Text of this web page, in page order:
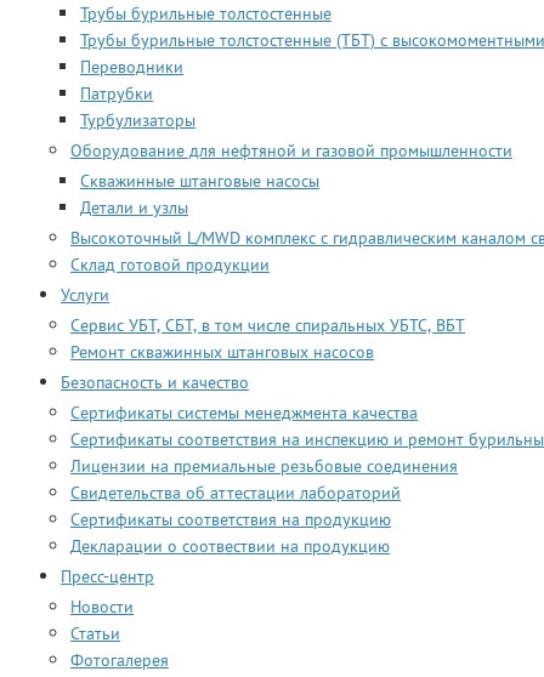
Трубы бурильные толстостенные
Трубы бурильные толстостенные (ТБТ) с
Переводники
Патрубки
Турбулизаторы
Оборудование для нефтяной и газовой промышленности
Скважинные штанговые насосы
Детали и узлы
Высокоточный L/MWD комплекс с гидравлическим каналом
Склад готовой продукции
Услуги
Сервис УБТ, СБТ, в том числе спиральных УБТС, ВБТ
Ремонт скважинных штанговых насосов
Безопасность и качество
Сертификаты системы менеджмента качества
Сертификаты соответствия на инспекцию и ремонт
Лицензии на премиальные резьбовые соединения
Свидетельства об аттестации лабораторий
Сертификаты соответствия на продукцию
Декларации о соотвествии на продукцию
Пресс-центр
Новости
Статьи
Фотогалерея